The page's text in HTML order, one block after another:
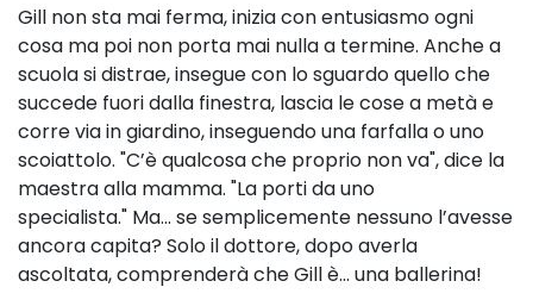
Gill non sta mai ferma, inizia con entusiasmo ogni
cosa ma poi non porta mai nulla a termine. Anche a
scuola si distrae, insegue con lo sguardo quello che
succede fuori dalla finestra, lascia le cose a metà e
corre via in giardino, inseguendo una farfalla o uno
scoiattolo. "C’è qualcosa che proprio non va", dice la
maestra alla mamma. "La porti da uno
specialista." Ma… se semplicemente nessuno l’avesse
ancora capita? Solo il dottore, dopo averla
ascoltata, comprenderà che Gill è... una ballerina!